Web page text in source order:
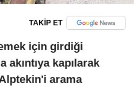
TAKİP ET
için girdiği
akıntıya kapılarak
arama